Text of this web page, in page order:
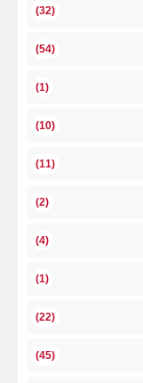
(32)
(54)
(1)
(10)
(11)
(2)
(4)
(1)
(22)
(45)